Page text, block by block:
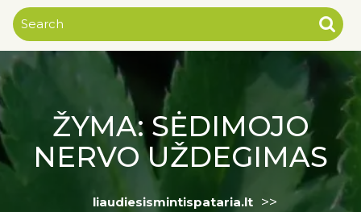
ŽYMA: SĖDIMOJO
NERVO UŽDEGIMAS
liaudiesismintispataria.lt >>